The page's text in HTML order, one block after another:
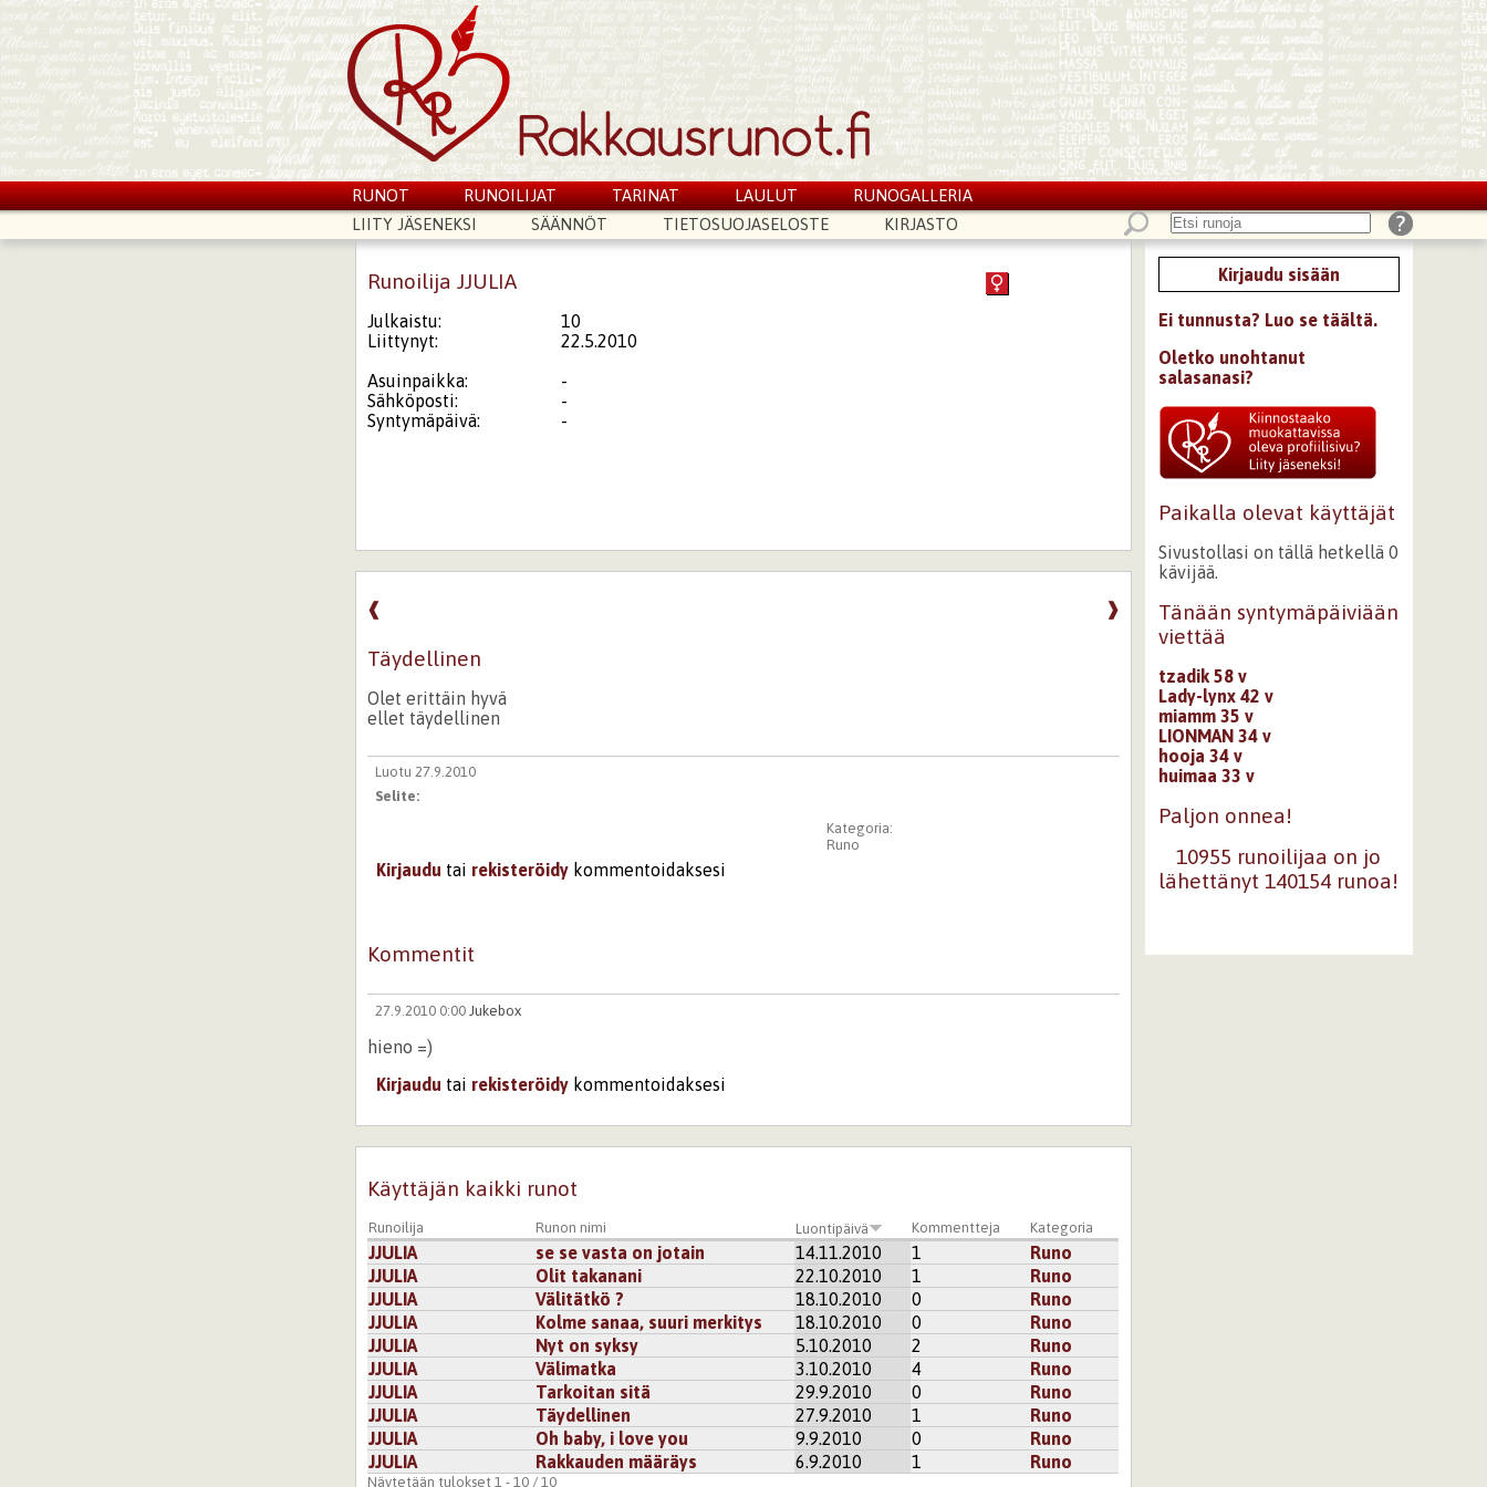
RUNOT RUNOILIJAT TARINAT LAULUT
RUNOGALLERIA
LIITY JÄSENEKSI
SÄÄNNÖT TIETOSUOJASELOSTE KIRJASTO
Runoilija JJULIA
Julkaistu:
10
Liittynyt:
22.5.2010
Asuinpaikka:
-
Sähköposti:
-
Syntymäpäivä:
-
❱
❰
Täydellinen
Olet erittäin hyvä
ellet täydellinen
Luotu 27.9.2010
Selite:
Kategoria:
Runo
Kirjaudu tai rekisteröidy kommentoidaksesi
Kommentit
27.9.2010 0:00 Jukebox
hieno =)
Kirjaudu tai rekisteröidy kommentoidaksesi
Käyttäjän kaikki runot
Runoilija Runon nimi Luontipäivä Kommentteja Kategoria
JJULIA se se vasta on jotain 14.11.2010 1
Runo
JJULIA
Olit takanani 22.10.2010 1
Runo
JJULIA
Välitätkö ? 18.10.2010 0
Runo
JJULIA
Kolme sanaa, suuri merkitys 18.10.2010 0
Runo
JJULIA
Nyt on syksy 5.10.2010 2
Runo
JJULIA
Välimatka 3.10.2010 4
Runo
JJULIA
Tarkoitan sitä 29.9.2010 0
Runo
JJULIA
Täydellinen 27.9.2010 1
Runo
JJULIA
Oh baby, i love you 9.9.2010 0
Runo
JJULIA
Rakkauden määräys 6.9.2010 1 Runo
Näytetään tulokset 1 - 10 / 10
Kirjaudu sisään
Ei tunnusta? Luo se täältä.
Oletko unohtanut
salasanasi?
Paikalla olevat käyttäjät
Sivustollasi on tällä hetkellä 0
kävijää.
Tänään syntymäpäiviään
viettää
tzadik 58 v
Lady-lynx 42 v
miamm 35 v
LIONMAN 34 v
hooja 34 v
huimaa 33 v
Paljon onnea!
10955 runoilijaa on jo
lähettänyt 140154 runoa!